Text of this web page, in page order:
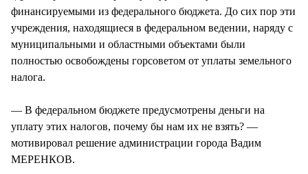
финансируемыми из федерального бюджета. До сих пор эти
учреждения, находящиеся в федеральном ведении, наряду с
муниципальными и областными объектами были
полностью освобождены горсоветом от уплаты земельного
налога.
— В федеральном бюджете предусмотрены деньги на
уплату этих налогов, почему бы нам их не взять? —
мотивировал решение администрации города Вадим
МЕРЕНКОВ.